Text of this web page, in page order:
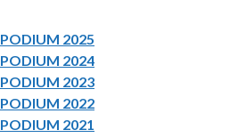
PODIUM 2025
PODIUM 2024
PODIUM 2023
PODIUM 2022
PODIUM 2021